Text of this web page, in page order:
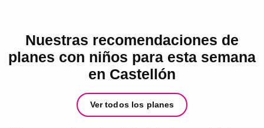
Nuestras recomendaciones de
planes con niños para esta semana
en Castellón
Ver todos los planes